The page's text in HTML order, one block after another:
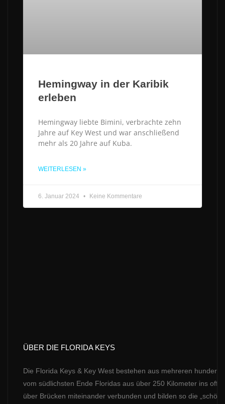
Hemingway in der Karibik
erleben
Hemingway liebte Bimini, verbrachte zehn
Jahre auf Key West und war anschließend
mehr als 20 Jahre auf Kuba.
WEITERLESEN »
6. Januar 2024 Keine Kommentare
ÜBER DIE FLORIDA KEYS
Die Florida Keys & Key West bestehen aus mehreren hundert
vom südlichsten Ende Floridas aus über 250 Kilometer ins
über Brücken miteinander verbunden und bilden so die